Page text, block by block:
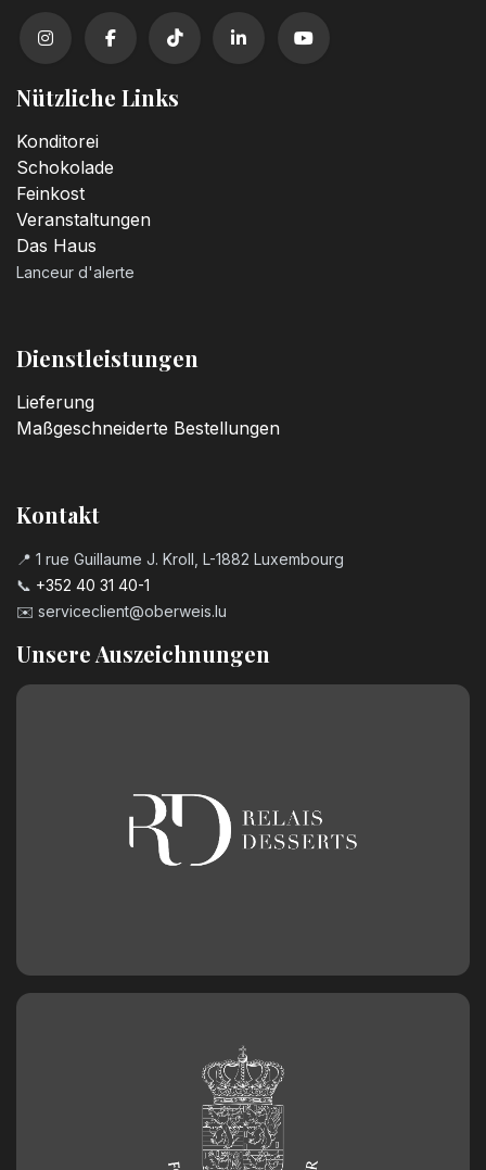
Nützliche Links
Konditorei
Schokolade
Feinkost
Veranstaltungen
Das Haus
Lanceur d'alerte
Dienstleistungen
Lieferung
Maßgeschneiderte Bestellungen
Kontakt
📍 1 rue Guillaume J. Kroll, L-1882 Luxembourg
📞 +352 40 31 40-1
✉️ serviceclient@oberweis.lu
Unsere Auszeichnungen